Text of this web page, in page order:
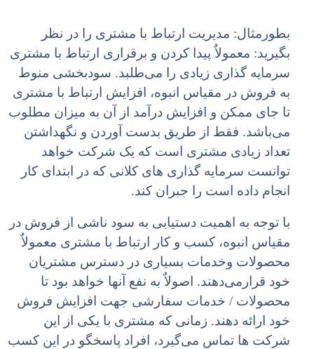
بطورمثال: مدیریت ارتباط با مشتری را در نظر
بگیرید: معمولاٌ پیدا کردن و برقراری ارتباط با مشتری
سرمایه گذاری زیادی را می‌طلبد. سودبخشی منوط
به فروش در مقیاس انبوه، افزایش ارتباط با مشتری
تا جای ممکن و افزایش درآمد از آن به میزان مطلوب
می‌باشد. فقط از طریق بدست آوردن و نگهداشتن
تعداد زیادی مشتری است که یک شرکت خواهد
توانست سرمایه گذاری های کلانی که در ابتدای کار
انجام داده است را جبران کند.
با توجه به اهمیت دستیابی به سود ناشی از فروش در
مقیاس انبوه، کسب و کار ارتباط با مشتری معمولاٌ
محصولات وخدمات بسیاری در دسترس مشتریان
خود قرارمی‌دهند. اصولاٌ به نفع آنها خواهد بود تا
محصولات / خدمات سفارشی جهت افزایش فروش
خود ارائه دهند. زمانی که مشتری با یکی از این
شرکت ها تماس می‌گیرد، افراد پاسخگو در این کسب